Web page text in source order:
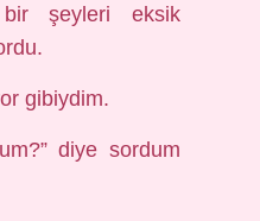
şeyleri eksik
gibiydim.
diye sordum